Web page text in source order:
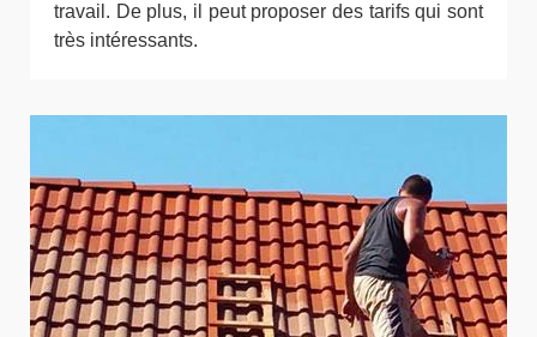
travail. De plus, il peut proposer des tarifs qui sont
très intéressants.